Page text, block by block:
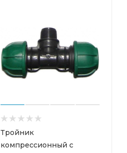
Тройник
компрессионный с